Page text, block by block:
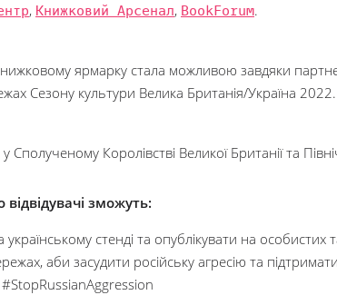
, Книжковий Арсенал, BookForum.
ярмарку стала можливою завдяки
Сезону культури Велика Британія/Україна 2022.
Королівстві Великої Британії та
відвідувачі зможуть:
стенді та опублікувати на особистих
аби засудити російську агресію та